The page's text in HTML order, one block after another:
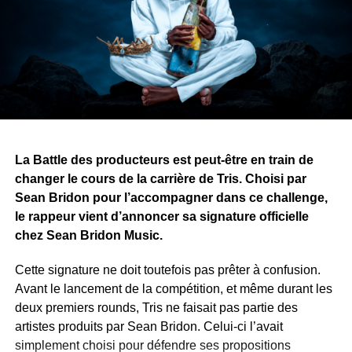
Une autre idée traverse également l’œuvre : les armes
divisent les peuples, tandis que les histoires, la musique
et l’art peuvent les rassembler.
Avec ce projet, Yvy Real Killer démontre que son talent
ne se limite pas à la musique. Alors que le premier tome
au public.
WhatsApp
Facebook
X Telegram
Email
>>
La Battle des producteurs est peut-être en train de
changer le cours de la carrière de Tris. Choisi par
Sean Bridon pour l’accompagner dans ce challenge,
le rappeur vient d’annoncer sa signature officielle
chez Sean Bridon Music.
Cette signature ne doit toutefois pas prêter à confusion.
Avant le lancement de la compétition, et même durant les
deux premiers rounds, Tris ne faisait pas partie des
artistes produits par Sean Bridon. Celui-ci l’avait
simplement choisi pour défendre ses propositions